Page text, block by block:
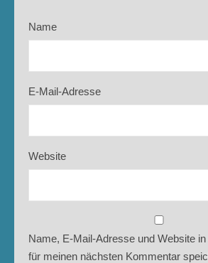
Name
E-Mail-Adresse
Website
Name, E-Mail-Adresse und Website
für meinen nächsten Kommentar